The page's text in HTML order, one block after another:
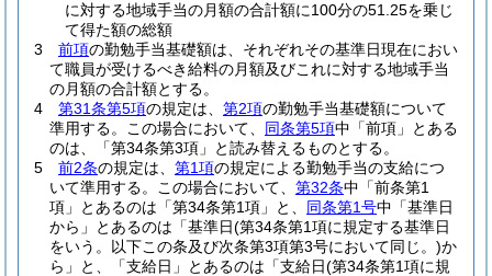
に対する地域手当の月額の合計額に100分の51.25を乗じ
て得た額の総額
3
前項の勤勉手当基礎額は、それぞれその基準日現在におい
て職員が受けるべき給料の月額及びこれに対する地域手当
の月額の合計額とする。
4
第31条第5項の規定は、 第2項の勤勉手当基礎額について
準用する。
この場合において、 同条第5項中「前項」とある
のは、「第34条第3項」と読み替えるものとする。
5
前2条の規定は、 第1項の規定による勤勉手当の支給につ
いて準用する。
この場合において、 第32条中「前条第1
項」とあるのは「第34条第1項」と、 同条第1号中「基準日
から」とあるのは「基準日(第34条第1項に規定する基準日
をいう。以下この条及び次条第3項第3号において同じ。)か
ら」と、「支給日」とあるのは「支給日(第34条第1項に規